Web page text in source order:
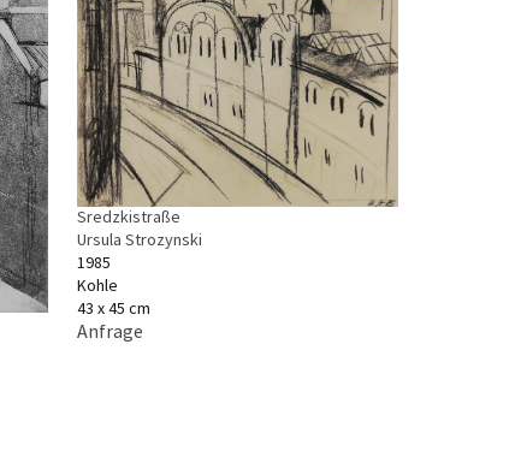
Sredzkistraße
Ursula Strozynski
1985
Kohle
43 x 45 cm
Anfrage